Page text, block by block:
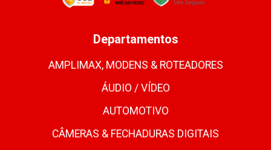
Departamentos
AMPLIMAX, MODENS & ROTEADORES
ÁUDIO / VÍDEO
AUTOMOTIVO
CÂMERAS & FECHADURAS DIGITAIS